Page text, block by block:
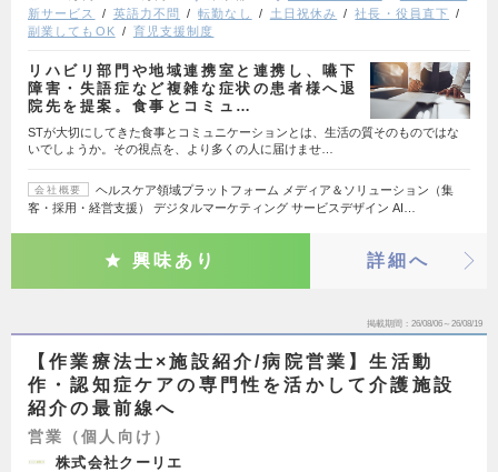
新サービス
英語力不問 転勤なし 土日祝休み
社長・役員直下
副業してもOK
育児支援制度
リハビリ部門や地域連携室と連携し、嚥下
障害・失語症など複雑な症状の患者様へ退
院先を提案。食事とコミュ…
STが大切にしてきた食事とコミュニケーションとは、生活の質そのものではな
いでしょうか。その視点を、より多くの人に届けませ…
会社概要
ヘルスケア領域プラットフォーム メディア＆ソリューション（集
客・採用・経営支援） デジタルマーケティング サービスデザイン AI…
興味あり 詳細へ
掲載期間 26/08/06～26/08/19
【作業療法士×施設紹介/病院営業】生活動
作・認知症ケアの専門性を活かして介護施設
紹介の最前線へ
営業（個人向け）
株式会社クーリエ